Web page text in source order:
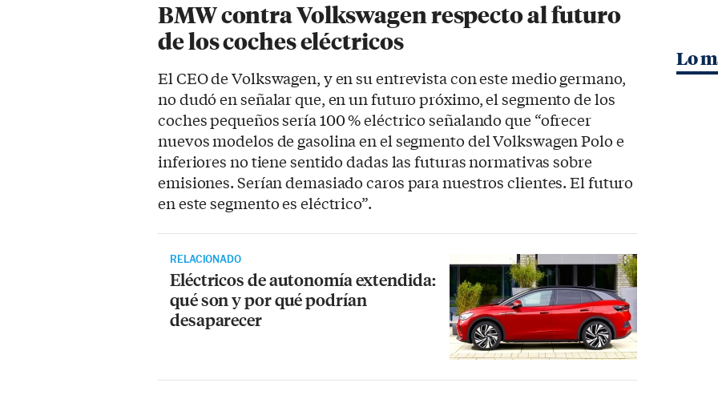
BMW contra Volkswagen respecto al futuro
de los coches eléctricos
El CEO de Volkswagen, y en su entrevista con este medio germano,
no dudó en señalar que, en un futuro próximo, el segmento de los
coches pequeños sería 100 % eléctrico señalando que “ofrecer
nuevos modelos de gasolina en el segmento del Volkswagen Polo e
inferiores no tiene sentido dadas las futuras normativas sobre
emisiones. Serían demasiado caros para nuestros clientes. El futuro
en este segmento es eléctrico”.
RELACIONADO
Eléctricos de autonomía extendida:
qué son y por qué podrían
desaparecer
Lo